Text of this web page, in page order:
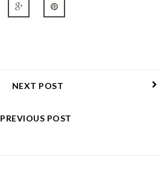
NEXT POST
PREVIOUS POST